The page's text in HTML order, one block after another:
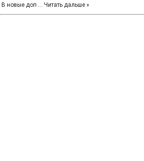
В новые доп ... Читать дальше »